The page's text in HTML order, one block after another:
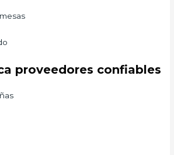
proveedores confiables